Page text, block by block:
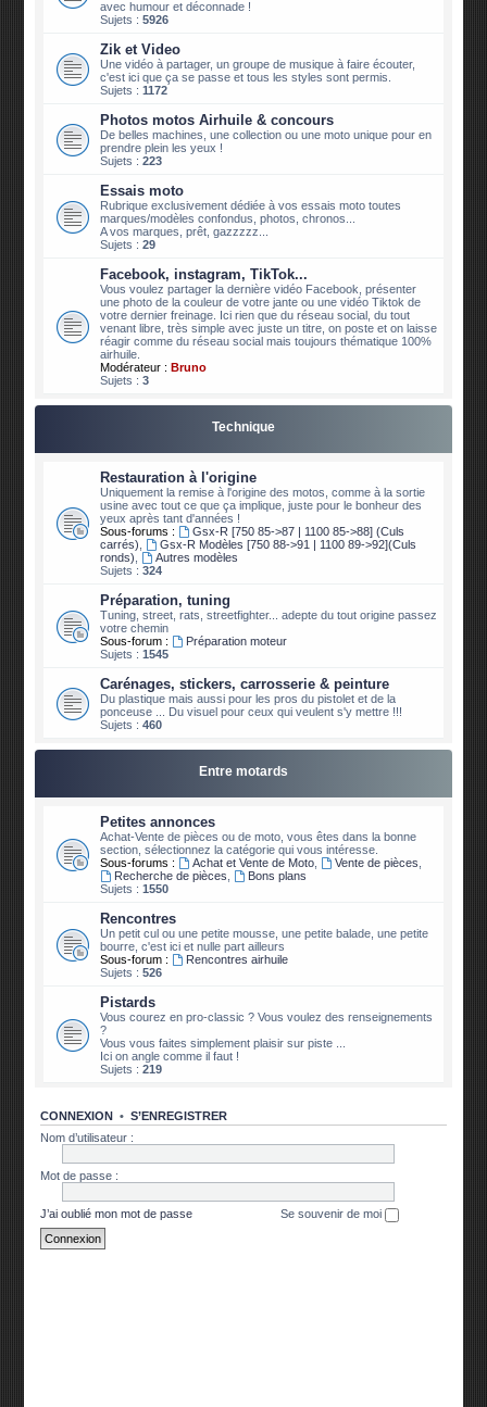
avec humour et déconnade !
Sujets :5926
Zik et Video
Une vidéo à partager, un groupe de musique à faire écouter,
c'est ici que ça se passe et tous les styles sont permis.
Sujets :1172
Photos motos Airhuile & concours
De belles machines, une collection ou une moto unique pour en
prendre plein les yeux !
Sujets :223
Essais moto
Rubrique exclusivement dédiée à vos essais moto toutes
marques/modèles confondus, photos, chronos...
A vos marques, prêt, gazzzzz...
Sujets :29
Facebook, instagram, TikTok...
Vous voulez partager la dernière vidéo Facebook, présenter
une photo de la couleur de votre jante ou une vidéo Tiktok de
votre dernier freinage. Ici rien que du réseau social, du tout
venant libre, très simple avec juste un titre, on poste et on laisse
réagir comme du réseau social mais toujours thématique 100%
airhuile.
Modérateur : Bruno
Sujets :3
Technique
Restauration à l'origine
Uniquement la remise à l'origine des motos, comme à la sortie
usine avec tout ce que ça implique, juste pour le bonheur des
yeux après tant d'années !
Sous-forums :
Gsx-R [750 85->87 | 1100 85->88] (Culs
carrés),
Gsx-R Modèles [750 88->91 | 1100 89->92](Culs
ronds),
Autres modèles
Sujets :324
Préparation, tuning
Tuning, street, rats, streetfighter... adepte du tout origine passez
votre chemin
Sous-forum :
Préparation moteur
Sujets :1545
Carénages, stickers, carrosserie & peinture
Du plastique mais aussi pour les pros du pistolet et de la
ponceuse ... Du visuel pour ceux qui veulent s'y mettre !!!
Sujets :460
Entre motards
Petites annonces
Achat-Vente de pièces ou de moto, vous êtes dans la bonne
section, sélectionnez la catégorie qui vous intéresse.
Sous-forums :
Achat et Vente de Moto, Vente de pièces,
Recherche de pièces,
Bons plans
Sujets :1550
Rencontres
Un petit cul ou une petite mousse, une petite balade, une petite
bourre, c'est ici et nulle part ailleurs
Sous-forum :
Rencontres airhuile
Sujets :526
Pistards
Vous courez en pro-classic ? Vous voulez des renseignements
?
Vous vous faites simplement plaisir sur piste ...
Ici on angle comme il faut !
Sujets :219
CONNEXION •S’ENREGISTRER
Nom d’utilisateur :
Mot de passe :
J’ai oublié mon mot de passe Se souvenir de moi